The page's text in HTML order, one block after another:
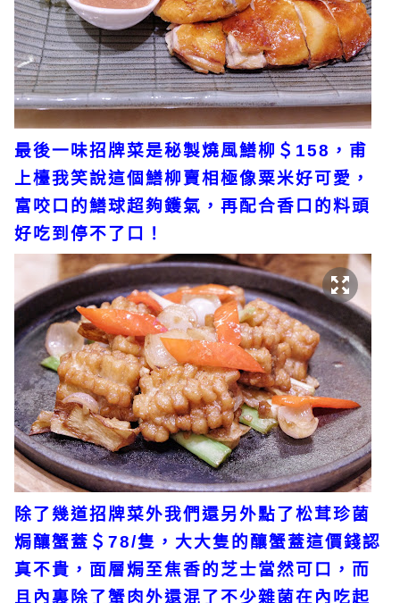
最後一味招牌菜是秘製燒風鱔柳＄158，甫
上檯我笑說這個鱔柳賣相極像粟米好可愛，
富咬口的鱔球超夠鑊氣，再配合香口的料頭
好吃到停不了口！
除了幾道招牌菜外我們還另外點了松茸珍菌
焗釀蟹蓋＄78/隻，大大隻的釀蟹蓋這價錢認
真不貴，面層焗至焦香的芝士當然可口，而
且內裏除了蟹肉外還混了不少雜菌在內吃起